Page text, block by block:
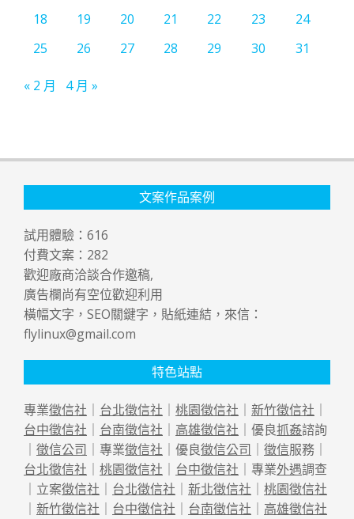
18
19 20 21 22 23
24
25
26 27 28 29 30 31
« 2 月 4 月 »
文案作品案例
試用體驗： 616
付費文案： 282
歡迎廠商洽談合作邀稿,
廣告欄尚有空位歡迎利用
橫幅文字，SEO關鍵字，貼紙連結，來信：
flylinux@gmail.com
特色站點
專業徵信社 台北徵信社 桃園徵信社 新竹徵信社
台中徵信社
台南徵信社 高雄徵信社 ｜優良抓姦諮詢
徵信公司 ｜專業徵信社 ｜優良徵信公司 徵信服務｜
台北徵信社
桃園徵信社 台中徵信社 ｜專業外遇調查
｜立案徵信社 台北徵信社 新北徵信社
桃園徵信社
新竹徵信社 台中徵信社 台南徵信社
高雄徵信社